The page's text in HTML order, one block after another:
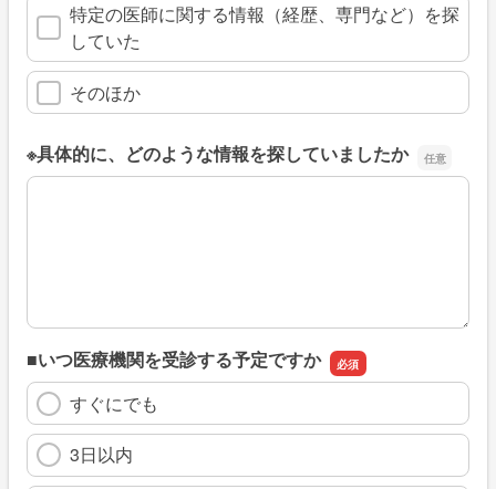
特定の医師に関する情報（経歴、専門など）を探
していた
そのほか
※具体的に、どのような情報を探していましたか
※具体的に、どのような情報を探していましたか
■いつ医療機関を受診する予定ですか
すぐにでも
3日以内